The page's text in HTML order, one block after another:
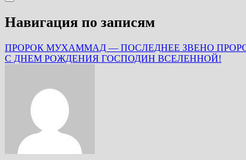
Навигация по записям
ПРОРОК МУХАММАД — ПОСЛЕДНЕЕ ЗВЕНО
С ДНЕМ РОЖДЕНИЯ ГОСПОДИН ВСЕЛЕННОЙ!